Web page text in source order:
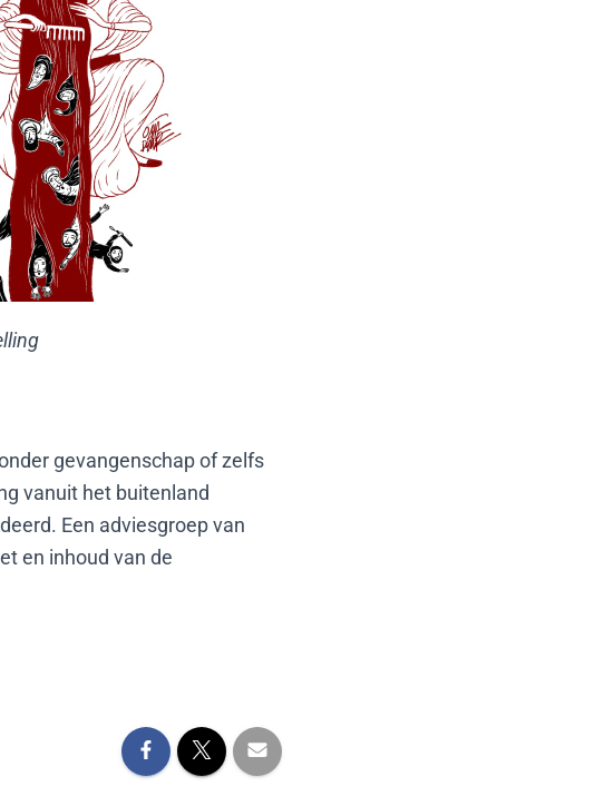
gevangenschap of zelfs
vanuit het buitenland
Een adviesgroep van
en inhoud van de